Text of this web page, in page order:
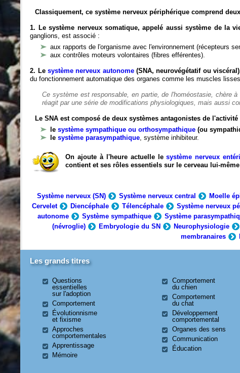
Classiquement, ce système nerveux périphérique comprend
1. Le système nerveux somatique, appelé aussi système de la
ganglions, est associé :
aux rapports de l'organisme avec l'environnement (récepteurs
aux contrôles moteurs volontaires (fibres efférentes).
2. Le système nerveux autonome(SNA, neurovégétatif ou
du fonctionnement automatique des organes comme les muscles
Ce système est responsable, en partie, de l'homéostasie, chère à
réagit par une série de modifications physiologiques, mais aussi
Le SNA est composé de deux systèmes antagonistes de
lesystème sympathique ou orthosympathique (ou
lesystème parasympathique, système inhibiteur.
On ajoute à l'heure actuelle lesystème nerveux
contient et ses rôles essentiels sur le cerveau lui-même
Système nerveux (SN) Système nerveux central Moelle
Cervelet
Diencéphale Télencéphale Système nerveux
autonome
Système sympathique Système
(névroglie)
Embryologie du SN Neurophysiologie
membranaires
Les grands titres
Questions
essentielles
sur l'adoption
Comportement
Évolutionnisme
et fixisme
Approches
comportementales
Apprentissage
Mémoire
Comportement
du chien
Comportement
du chat
Développement
comportemental
Organes des sens
Communication
Éducation